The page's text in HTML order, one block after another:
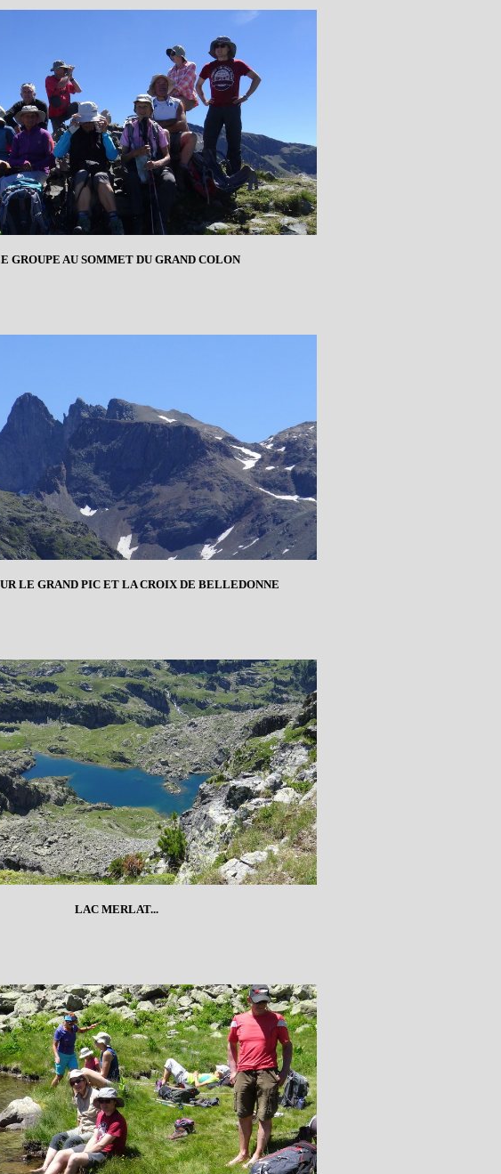
GROUPE AU SOMMET DU GRAND COLON
LE GRAND PIC ET LA CROIX DE BELLEDONNE
LAC MERLAT...